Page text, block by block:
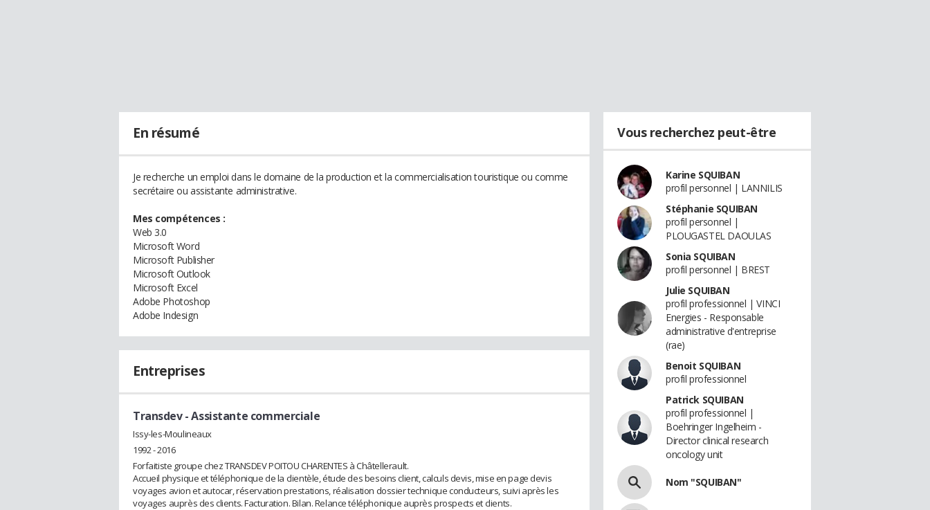
En résumé
Je recherche un emploi dans le domaine de la production et la commercialisation touristique ou comme
secrétaire ou assistante administrative.
Mes compétences :
Web 3.0
Microsoft Word
Microsoft Publisher
Microsoft Outlook
Microsoft Excel
Adobe Photoshop
Adobe Indesign
Entreprises
Transdev- Assistante commerciale
Issy-les-Moulineaux
1992 - 2016
Forfaitiste groupe chez TRANSDEV POITOU CHARENTES à Châtellerault.
Accueil physique et téléphonique de la clientèle, étude des besoins client, calculs devis, mise en page devis
voyages avion et autocar, réservation prestations, réalisation dossier technique conducteurs, suivi après les
voyages auprès des clients. Facturation. Bilan. Relance téléphonique auprès prospects et clients.
Vous recherchez peut-être
Karine SQUIBAN
profil personnel | LANNILIS
Stéphanie SQUIBAN
profil personnel |
PLOUGASTEL DAOULAS
Sonia SQUIBAN
profil personnel | BREST
Julie SQUIBAN
profil professionnel | VINCI
Energies - Responsable
administrative d'entreprise
(rae)
Benoit SQUIBAN
profil professionnel
Patrick SQUIBAN
profil professionnel |
Boehringer Ingelheim -
Director clinical research
oncology unit
Nom "SQUIBAN"